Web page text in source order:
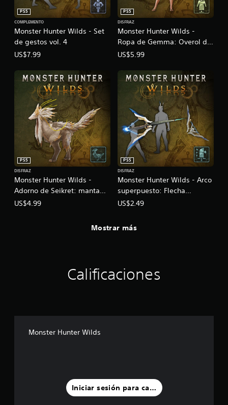
Monster Hunter Wilds - Set
de gestos vol. 4
PS5
COMPLEMENTO
US$7.99
Monster Hunter Wilds -
Ropa de Gemma: Overol de
verano
PS5
DISFRAZ
US$5.99
Monster Hunter Wilds -
Adorno de Seikret: manta
alablanca
PS5
DISFRAZ
US$4.99
Monster Hunter Wilds - Arco
superpuesto: Flecha
cosmoloide
PS5
DISFRAZ
US$2.49
Mostrar más
Calificaciones
Monster Hunter Wilds
Iniciar sesión para calificar